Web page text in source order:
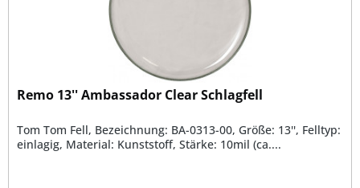
Remo 13'' Ambassador Clear Schlagfell
Tom Tom Fell, Bezeichnung: BA-0313-00, Größe: 13'', Felltyp:
einlagig, Material: Kunststoff, Stärke: 10mil (ca....